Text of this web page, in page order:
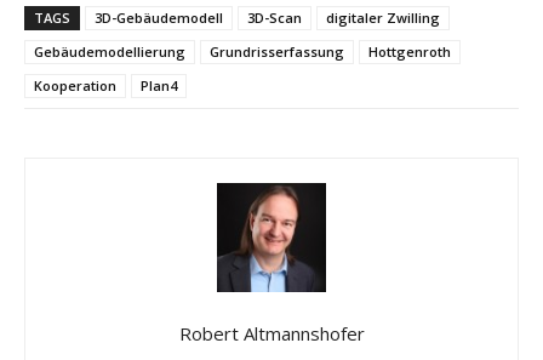
TAGS 3D-Gebäudemodell 3D-Scan
digitaler Zwilling
Gebäudemodellierung
Grundrisserfassung
Hottgenroth
Kooperation
Plan4
Robert Altmannshofer